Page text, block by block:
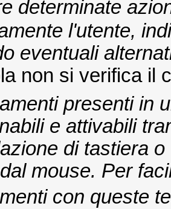
determinate
l'utente,
eventuali
non si verifica il
presenti in
e attivabili
di tastiera
mouse. Per
con queste